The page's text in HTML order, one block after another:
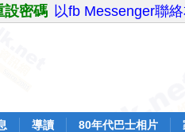
設密碼 以fb Messenger聯
導讀 80年代巴士相片